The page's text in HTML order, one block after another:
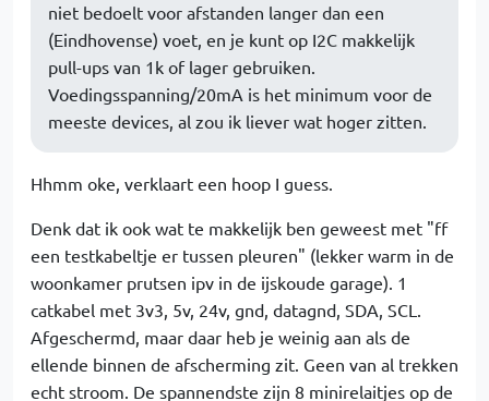
niet bedoelt voor afstanden langer dan een
(Eindhovense) voet, en je kunt op I2C makkelijk
pull-ups van 1k of lager gebruiken.
Voedingsspanning/20mA is het minimum voor de
meeste devices, al zou ik liever wat hoger zitten.
Hhmm oke, verklaart een hoop I guess.
Denk dat ik ook wat te makkelijk ben geweest met "ff
een testkabeltje er tussen pleuren" (lekker warm in de
woonkamer prutsen ipv in de ijskoude garage). 1
catkabel met 3v3, 5v, 24v, gnd, datagnd, SDA, SCL.
Afgeschermd, maar daar heb je weinig aan als de
ellende binnen de afscherming zit. Geen van al trekken
echt stroom. De spannendste zijn 8 minirelaitjes op de